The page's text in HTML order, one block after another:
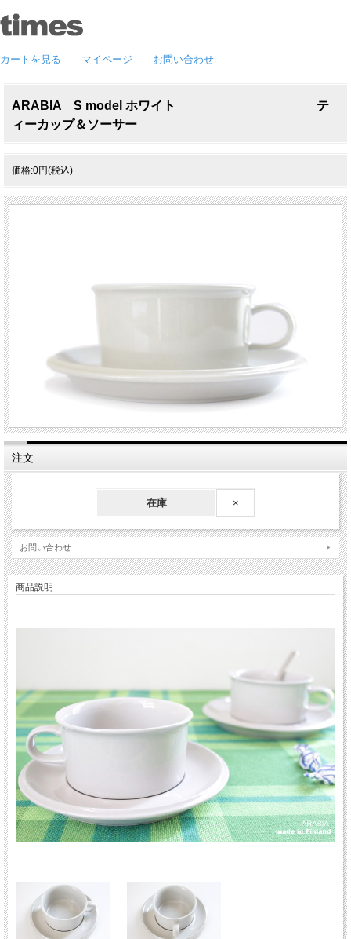
カートを見る マイページ お問い合わせ
ARABIA S model ホワイト テ
ィーカップ＆ソーサー
価格:0円(税込)
注文
在庫 ×
お問い合わせ
商品説明